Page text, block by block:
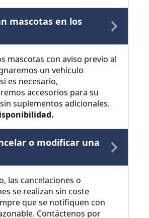
mascotas en los
mascotas con aviso previo al
un vehículo
es necesario,
accesorios para su
suplementos adicionales.
o modificar una
las cancelaciones o
se realizan sin coste
que se notifiquen con
Contáctenos por